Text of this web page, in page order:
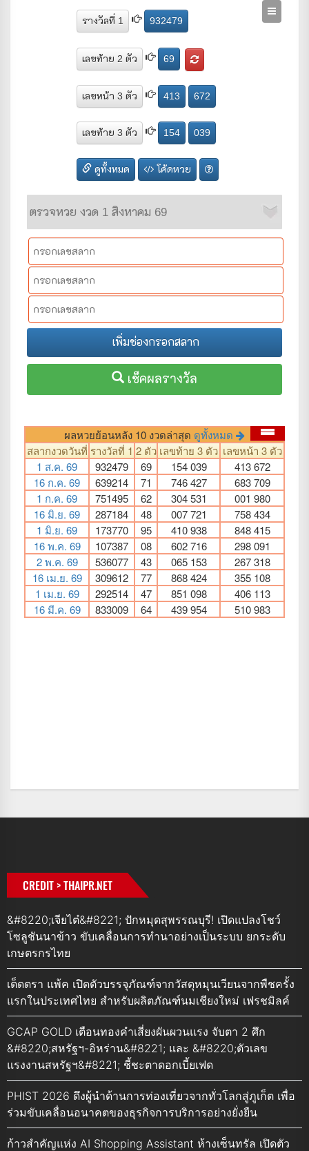
CREDIT > THAIPR.NET
&#8220;เจียไต๋&#8221; ปักหมุดสุพรรณบุรี! เปิดแปลงโชว์
โซลูชันนาข้าว ขับเคลื่อนการทำนาอย่างเป็นระบบ ยกระดับ
เกษตรกรไทย
เต็ดตรา แพ้ค เปิดตัวบรรจุภัณฑ์จากวัสดุหมุนเวียนจากพืชครั้ง
แรกในประเทศไทย สำหรับผลิตภัณฑ์นมเชียงใหม่ เฟรชมิลค์
GCAP GOLD เตือนทองคำเสี่ยงผันผวนแรง จับตา 2 ศึก
&#8220;สหรัฐฯ-อิหร่าน&#8221; และ &#8220;ตัวเลข
แรงงานสหรัฐฯ&#8221; ชี้ชะตาดอกเบี้ยเฟด
PHIST 2026 ดึงผู้นำด้านการท่องเที่ยวจากทั่วโลกสู่ภูเก็ต เพื่อ
ร่วมขับเคลื่อนอนาคตของธุรกิจการบริการอย่างยั่งยืน
ก้าวสำคัญแห่ง AI Shopping Assistant ห้างเซ็นทรัล เปิดตัว